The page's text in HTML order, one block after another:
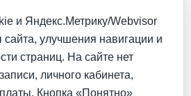
и Яндекс.Метрику/Webvisor
улучшения навигации и
страниц. На сайте нет
личного кабинета,
Кнопка «Понятно»